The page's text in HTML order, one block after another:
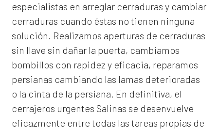
especialistas en arreglar cerraduras y cambiar
cerraduras cuando éstas no tienen ninguna
solución. Realizamos aperturas de cerraduras
sin llave sin dañar la puerta, cambiamos
bombillos con rapidez y eficacia, reparamos
persianas cambiando las lamas deterioradas
o la cinta de la persiana. En definitiva, el
cerrajeros urgentes Salinas se desenvuelve
eficazmente entre todas las tareas propias de